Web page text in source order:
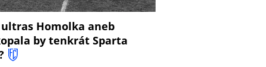
ultras Homolka aneb
by tenkrát Sparta